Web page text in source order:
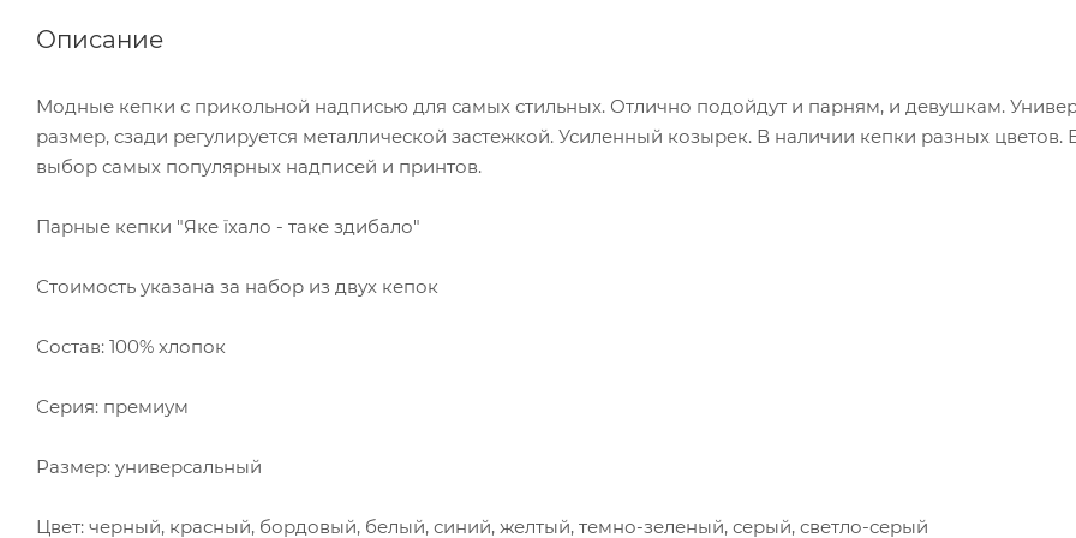
Описание
Модные кепки с прикольной надписью для самых стильных. Отлично подойдут и парням, и девушкам.
размер, сзади регулируется металлической застежкой. Усиленный козырек. В наличии кепки разных цветов.
выбор самых популярных надписей и принтов.
Парные кепки "Яке їхало - таке здибало"
Стоимость указана за набор из двух кепок
Состав: 100% хлопок
Серия: премиум
Размер: универсальный
Цвет: черный, красный, бордовый, белый, синий, желтый, темно-зеленый, серый, светло-серый